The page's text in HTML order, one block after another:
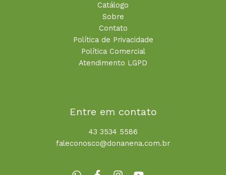
Catálogo
Sobre
Contato
Política de Privacidade
Política Comercial
Atendimento LGPD
Entre em contato
43 3534 5586
faleconosco@donanena.com.br